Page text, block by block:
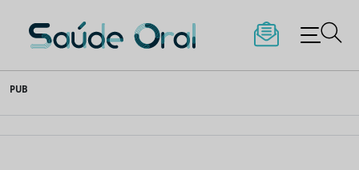
to
content
Saúde Oral
PUB